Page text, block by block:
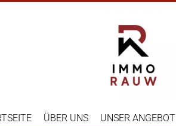
ÜBER UNS UNSER ANGEBOT